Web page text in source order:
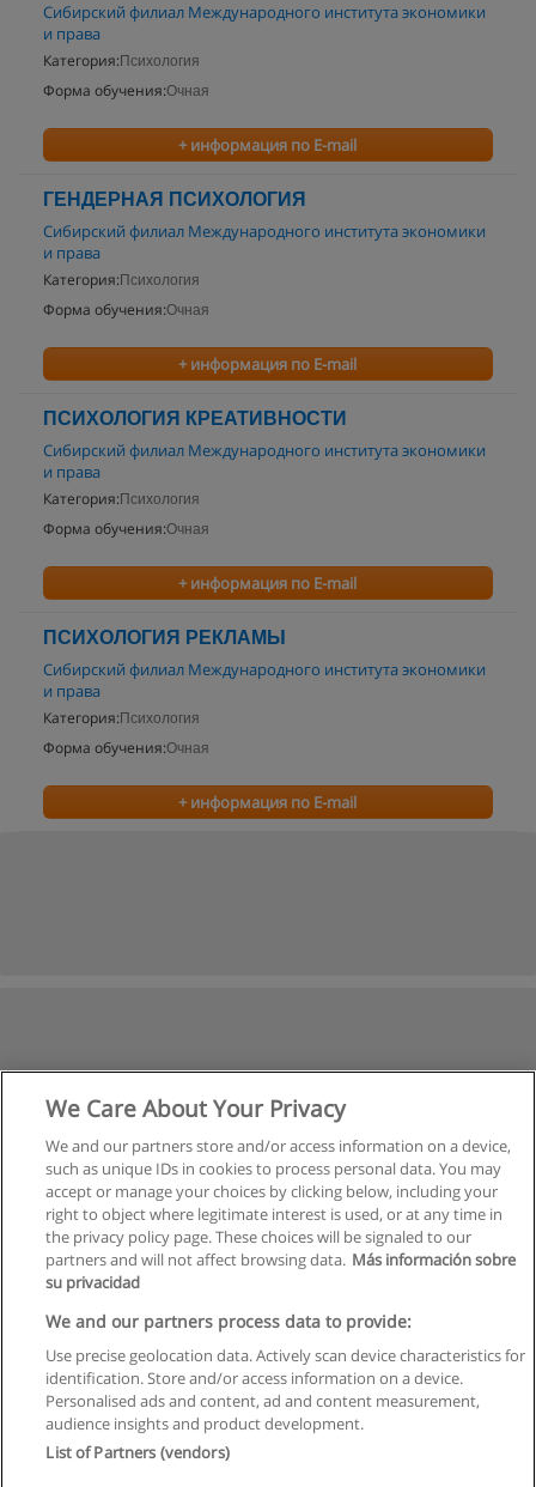
Сибирский филиал Международного института экономики
и права
Категория: Психология
Форма обучения:Очная
+ информация по E-mail
ГЕНДЕРНАЯ ПСИХОЛОГИЯ
Сибирский филиал Международного института экономики
и права
Категория: Психология
Форма обучения:Очная
+ информация по E-mail
ПСИХОЛОГИЯ КРЕАТИВНОСТИ
Сибирский филиал Международного института экономики
и права
Категория: Психология
Форма обучения:Очная
+ информация по E-mail
ПСИХОЛОГИЯ РЕКЛАМЫ
Сибирский филиал Международного института экономики
и права
Категория: Психология
Форма обучения:Очная
+ информация по E-mail
Правила пользования
Конфиденциальность информации
We Care About Your Privacy
We and our partners store and/or access information on a device,
such as unique IDs in cookies to process personal data. You may
accept or manage your choices by clicking below, including your
right to object where legitimate interest is used, or at any time in
the privacy policy page. These choices will be signaled to our
partners and will not affect browsing data. Más información sobre
su privacidad
We and our partners process data to provide:
Use precise geolocation data. Actively scan device characteristics for
identification. Store and/or access information on a device.
Personalised ads and content, ad and content measurement,
audience insights and product development.
List of Partners (vendors)